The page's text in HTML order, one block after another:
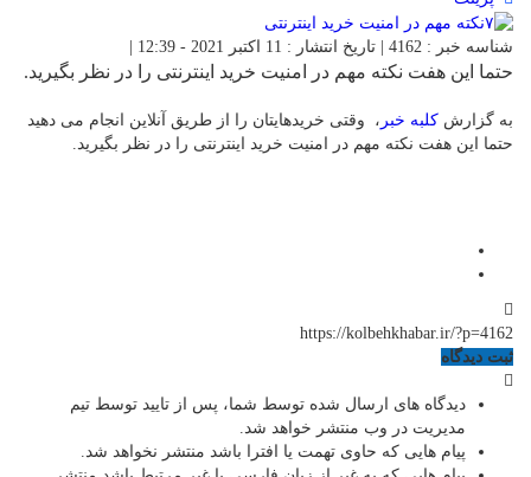
شناسه خبر : 4162 | تاریخ انتشار : 11 اکتبر 2021 - 12:39 |
حتما این هفت نکته مهم در امنیت خرید اینترنتی را در نظر بگیرید.
به گزارش کلبه خبر ، وقتی خریدهایتان را از طریق آنلاین انجام می دهید
حتما این هفت نکته مهم در امنیت خرید اینترنتی را در نظر بگیرید.
https://kolbehkhabar.ir/?p=4162
ثبت دیدگاه
دیدگاه های ارسال شده توسط شما، پس از تایید توسط تیم
مدیریت در وب منتشر خواهد شد.
پیام هایی که حاوی تهمت یا افترا باشد منتشر نخواهد شد.